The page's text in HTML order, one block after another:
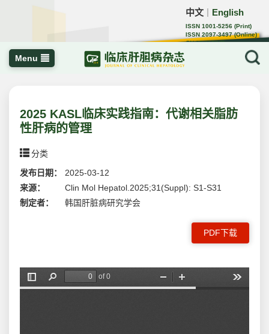
中文 English
ISSN 1001-5256 (Print)
ISSN 2097-3497 (Online)
CN 22-1108/R
Menu
2025 KASL临床实践指南：代谢相关脂肪
性肝病的管理
分类
发布日期：
2025-03-12
来源：
Clin Mol Hepatol.2025;31(Suppl): S1-S31
制定者：
韩国肝脏病研究学会
PDF下载